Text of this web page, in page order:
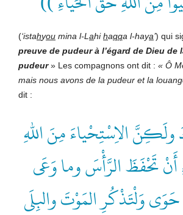
(‘istahyou mina l-L ahihaqqa l-haya’) qui
preuve de pudeur à l’égard de Dieu de
pudeur » Les compagnons ont dit : « Ô
mais nous avons de la pudeur et la
dit :
الاِسْتِحْياءَ مِنَ اللهِ
أَنْ تَحْفَظَ الرَّأْسَ وما وَعَى
وَلْتَذْكُرِ المَوْتَ والبِلَى